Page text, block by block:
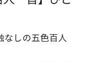
なしの五色百人